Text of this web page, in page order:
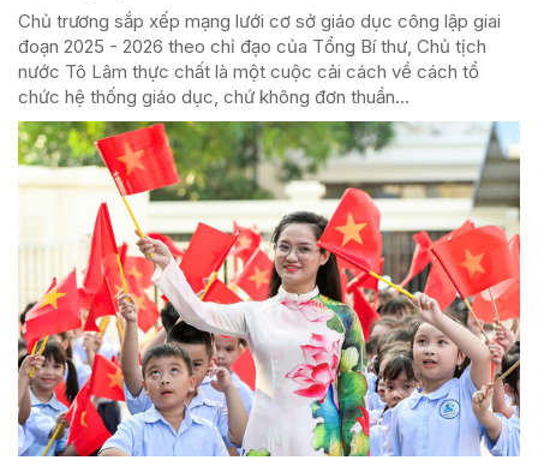
Chủ trương sắp xếp mạng lưới cơ sở giáo dục công lập giai
đoạn 2025 - 2026 theo chỉ đạo của Tổng Bí thư, Chủ tịch
nước Tô Lâm thực chất là một cuộc cải cách về cách tổ
chức hệ thống giáo dục, chứ không đơn thuần...